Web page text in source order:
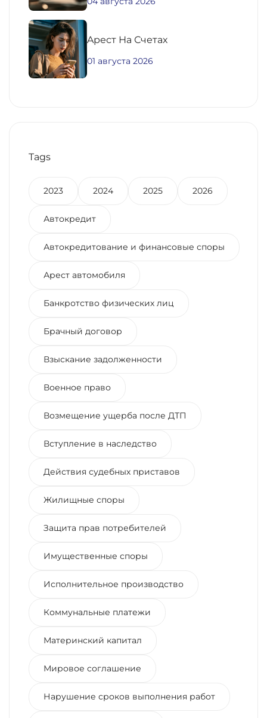
Aрест На Счетах
01 августа 2026
Tags
2023 2024 2025 2026
Автокредит
Автокредитование и финансовые споры
Арест автомобиля
Банкротство физических лиц
Брачный договор
Взыскание задолженности
Военное право
Возмещение ущерба после ДТП
Вступление в наследство
Действия судебных приставов
Жилищные споры
Защита прав потребителей
Имущественные споры
Исполнительное производство
Коммунальные платежи
Материнский капитал
Мировое соглашение
Нарушение сроков выполнения работ